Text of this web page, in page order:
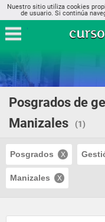
Nuestro sitio utiliza cookies
de usuario. Si continúa
Posgrados de
Manizales
(1)
Posgrados
Manizales